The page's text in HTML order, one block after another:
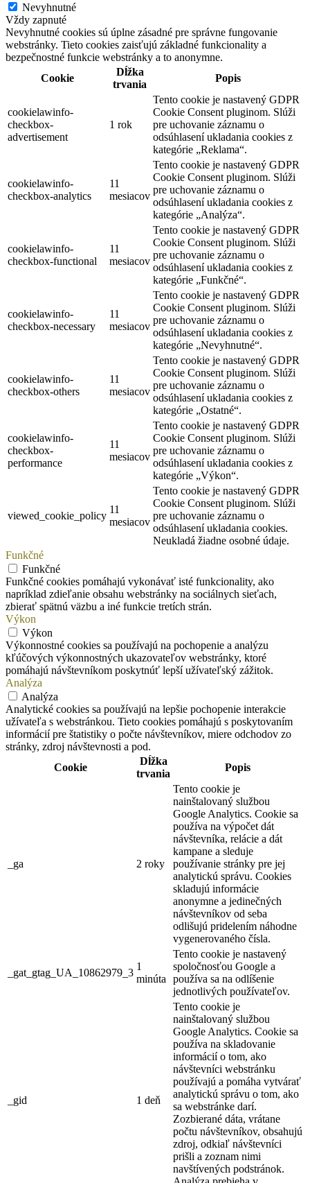
Nevyhnutné
Vždy zapnuté
Nevyhnutné cookies sú úplne zásadné pre správne fungovanie
webstránky. Tieto cookies zaisťujú základné funkcionality a
bezpečnostné funkcie webstránky a to anonymne.
Cookie
Dĺžka
trvania
Popis
cookielawinfo-
checkbox-
advertisement
1 rok
Tento cookie je nastavený GDPR
Cookie Consent pluginom. Slúži
pre uchovanie záznamu o
odsúhlasení ukladania cookies z
kategórie „Reklama“.
cookielawinfo-
checkbox-analytics
11
mesiacov
Tento cookie je nastavený GDPR
Cookie Consent pluginom. Slúži
pre uchovanie záznamu o
odsúhlasení ukladania cookies z
kategórie „Analýza“.
cookielawinfo-
checkbox-functional
11
mesiacov
Tento cookie je nastavený GDPR
Cookie Consent pluginom. Slúži
pre uchovanie záznamu o
odsúhlasení ukladania cookies z
kategórie „Funkčné“.
cookielawinfo-
checkbox-necessary
11
mesiacov
Tento cookie je nastavený GDPR
Cookie Consent pluginom. Slúži
pre uchovanie záznamu o
odsúhlasení ukladania cookies z
kategórie „Nevyhnutné“.
cookielawinfo-
checkbox-others
11
mesiacov
Tento cookie je nastavený GDPR
Cookie Consent pluginom. Slúži
pre uchovanie záznamu o
odsúhlasení ukladania cookies z
kategórie „Ostatné“.
cookielawinfo-
checkbox-
performance
11
mesiacov
Tento cookie je nastavený GDPR
Cookie Consent pluginom. Slúži
pre uchovanie záznamu o
odsúhlasení ukladania cookies z
kategórie „Výkon“.
viewed_cookie_policy
11
mesiacov
Tento cookie je nastavený GDPR
Cookie Consent pluginom. Slúži
pre uchovanie záznamu o
odsúhlasení ukladania cookies.
Neukladá žiadne osobné údaje.
Funkčné
Funkčné
Funkčné cookies pomáhajú vykonávať isté funkcionality, ako
napríklad zdieľanie obsahu webstránky na sociálnych sieťach,
zbierať spätnú väzbu a iné funkcie tretích strán.
Výkon
Výkon
Výkonnostné cookies sa používajú na pochopenie a analýzu
kľúčových výkonnostných ukazovateľov webstránky, ktoré
pomáhajú návštevníkom poskytnúť lepší užívateľský zážitok.
Analýza
Analýza
Analytické cookies sa používajú na lepšie pochopenie interakcie
užívateľa s webstránkou. Tieto cookies pomáhajú s poskytovaním
informácií pre štatistiky o počte návštevníkov, miere odchodov zo
stránky, zdroj návštevnosti a pod.
Cookie
Dĺžka
trvania
Popis
_ga 2 roky
Tento cookie je
nainštalovaný službou
Google Analytics. Cookie sa
používa na výpočet dát
návštevníka, relácie a dát
kampane a sleduje
používanie stránky pre jej
analytickú správu. Cookies
skladujú informácie
anonymne a jedinečných
návštevníkov od seba
odlišujú pridelením náhodne
vygenerovaného čísla.
_gat_gtag_UA_10862979_3
1
minúta
Tento cookie je nastavený
spoločnosťou Google a
používa sa na odlíšenie
jednotlivých používateľov.
_gid 1 deň
Tento cookie je
nainštalovaný službou
Google Analytics. Cookie sa
používa na skladovanie
informácií o tom, ako
návštevníci webstránku
používajú a pomáha vytvárať
analytickú správu o tom, ako
sa webstránke darí.
Zozbierané dáta, vrátane
počtu návštevníkov, obsahujú
zdroj, odkiaľ návštevníci
prišli a zoznam nimi
navštívených podstránok.